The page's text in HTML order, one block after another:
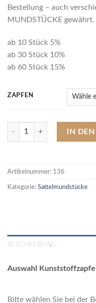
Bestellung – auch
MUNDSTÜCKE gewährt.
ab 10 Stück 5%
ab 30 Stück 10%
ab 60 Stück 15%
ZAPFEN
136 Acrylmundstück, Sattel,
IN
Artikelnummer: 136
Kategorie: Sattelmundstücke
BESCHREIBUNG
Auswahl
Bitte wählen Sie bei der